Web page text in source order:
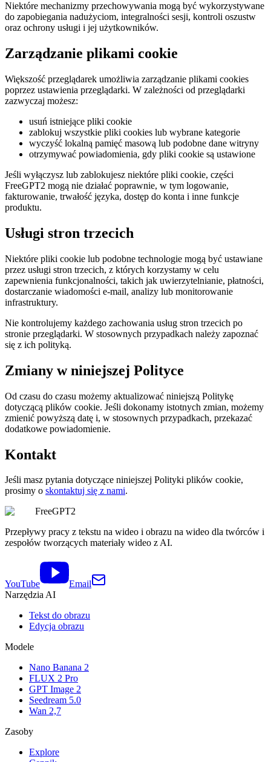
Niektóre mechanizmy przechowywania mogą być wykorzystywane
do zapobiegania nadużyciom, integralności sesji, kontroli oszustw
oraz ochrony usługi i jej użytkowników.
Zarządzanie plikami cookie
Większość przeglądarek umożliwia zarządzanie plikami cookies
poprzez ustawienia przeglądarki. W zależności od przeglądarki
zazwyczaj możesz:
usuń istniejące pliki cookie
zablokuj wszystkie pliki cookies lub wybrane kategorie
wyczyść lokalną pamięć masową lub podobne dane witryny
otrzymywać powiadomienia, gdy pliki cookie są ustawione
Jeśli wyłączysz lub zablokujesz niektóre pliki cookie, części
FreeGPT2 mogą nie działać poprawnie, w tym logowanie,
fakturowanie, trwałość języka, dostęp do konta i inne funkcje
produktu.
Usługi stron trzecich
Niektóre pliki cookie lub podobne technologie mogą być ustawiane
przez usługi stron trzecich, z których korzystamy w celu
zapewnienia funkcjonalności, takich jak uwierzytelnianie, płatności,
dostarczanie wiadomości e-mail, analizy lub monitorowanie
infrastruktury.
Nie kontrolujemy każdego zachowania usług stron trzecich po
stronie przeglądarki. W stosownych przypadkach należy zapoznać
się z ich polityką.
Zmiany w niniejszej Polityce
Od czasu do czasu możemy aktualizować niniejszą Politykę
dotyczącą plików cookie. Jeśli dokonamy istotnych zmian, możemy
zmienić powyższą datę i, w stosownych przypadkach, przekazać
dodatkowe powiadomienie.
Kontakt
Jeśli masz pytania dotyczące niniejszej Polityki plików cookie,
prosimy o skontaktuj się z nami.
FreeGPT2
Przepływy pracy z tekstu na wideo i obrazu na wideo dla twórców i
zespołów tworzących materiały wideo z AI.
YouTube
Email
Narzędzia AI
Tekst do obrazu
Edycja obrazu
Modele
Nano Banana 2
FLUX 2 Pro
GPT Image 2
Seedream 5.0
Wan 2,7
Zasoby
Explore